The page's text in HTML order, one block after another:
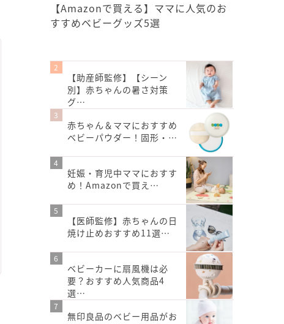
【Amazonで買える】ママに人気のお
すすめベビーグッズ5選
【助産師監修】【シーン
別】赤ちゃんの暑さ対策
グ…
赤ちゃん＆ママにおすすめ
ベビーパウダー！固形・…
妊娠・育児中ママにおすす
め！Amazonで買え…
【医師監修】赤ちゃんの日
焼け止めおすすめ11選…
ベビーカーに扇風機は必
要？おすすめ人気商品4
選…
無印良品のベビー用品がお